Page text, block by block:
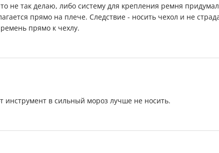
не так делаю, либо систему для крепления ремня
прямо на плече. Следствие - носить чехол и не
прямо к чехлу.
инструмент в сильный мороз лучше не носить.